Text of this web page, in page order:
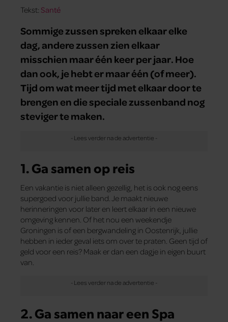
Tekst: Santé
Sommige zussen spreken elkaar elke
dag, andere zussen zien elkaar
misschien maar één keer per jaar. Hoe
dan ook, je hebt er maar één (of meer).
Tijd om wat meer tijd met elkaar door te
brengen en die speciale zussenband nog
steviger te maken.
1. Ga samen op reis
Een vakantie is niet alleen gezellig, het is ook nog eens
supergoed voor jullie band. Je maakt nieuwe
herinneringen voor later en leert elkaar in een nieuwe
omgeving kennen. Of het nou een weekendje
Groningen is of een bergwandeling in Oostenrijk, jullie
hebben in ieder geval iets om over te praten. Geen tijd of
geld voor een reis? Maak er dan een dagje in eigen buurt
van.
2. Ga samen naar een Spa